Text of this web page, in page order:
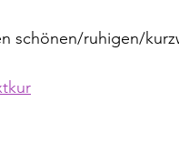
schönen/ruhigen/